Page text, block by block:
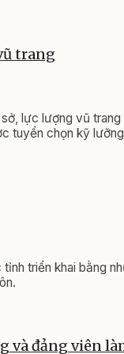
trang
lực lượng vũ trang
tuyển chọn kỹ
triển khai bằng
và đảng viên